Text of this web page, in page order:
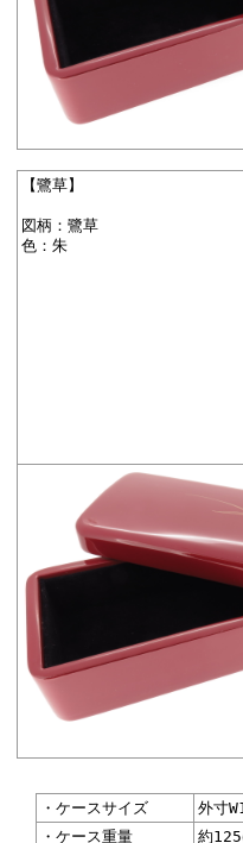
【鷺草】
図柄：鷺草
色：朱
・ケースサイズ
外寸
・ケース重量
約